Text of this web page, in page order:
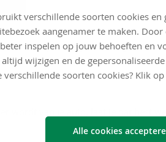
verschillende soorten cookies en
aangenamer te maken.
inspelen op jouw behoeften en
wijzigen en de
soorten cookies? Klik op
Alle cookies
is hij mogelijk niet langer
al je verzekeringen na.